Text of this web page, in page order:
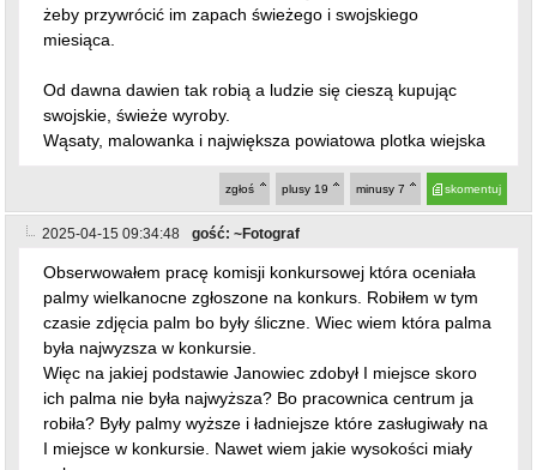
żeby przywrócić im zapach świeżego i swojskiego
miesiąca.
Od dawna dawien tak robią a ludzie się cieszą kupując
swojskie, świeże wyroby.
Wąsaty, malowanka i największa powiatowa plotka wiejska
skomentuj
minusy 7
plusy 19
zgłoś
2025-04-15 09:34:48 gość: ~Fotograf
Obserwowałem pracę komisji konkursowej która oceniała
palmy wielkanocne zgłoszone na konkurs. Robiłem w tym
czasie zdjęcia palm bo były śliczne. Wiec wiem która palma
była najwyzsza w konkursie.
Więc na jakiej podstawie Janowiec zdobył I miejsce skoro
ich palma nie była najwyższa? Bo pracownica centrum ja
robiła? Były palmy wyższe i ładniejsze które zasługiwały na
I miejsce w konkursie. Nawet wiem jakie wysokości miały